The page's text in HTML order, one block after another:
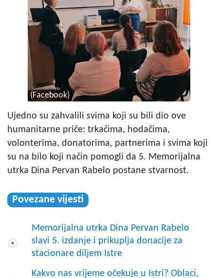
(Facebook)
Ujedno su zahvalili svima koji su bili dio ove
humanitarne priče: trkačima, hodačima,
volonterima, donatorima, partnerima i svima koji
su na bilo koji način pomogli da 5. Memorijalna
utrka Dina Pervan Rabelo postane stvarnost.
Povezane vijesti
Memorijalna utrka Dina Pervan Rabelo
slavi 5. izdanje i prikuplja donacije za
stacionare diljem Istre
Kakvo nas vrijeme očekuje u Istri? Oblaci,